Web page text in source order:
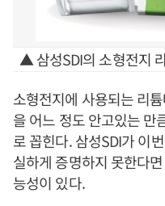
▲ 삼성SDI의 소형전지
소형전지에 사용되는 리
을 어느 정도 안고있는 만
로 꼽힌다. 삼성SDI가 이
실하게 증명하지 못한다
능성이 있다.